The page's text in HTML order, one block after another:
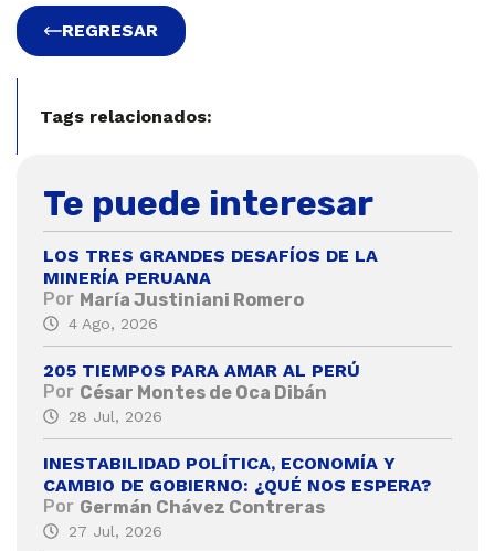
REGRESAR
Tags relacionados:
Te puede interesar
LOS TRES GRANDES DESAFÍOS DE LA
MINERÍA PERUANA
Por María Justiniani Romero
4 Ago, 2026
205 TIEMPOS PARA AMAR AL PERÚ
Por César Montes de Oca Dibán
28 Jul, 2026
INESTABILIDAD POLÍTICA, ECONOMÍA Y
CAMBIO DE GOBIERNO: ¿QUÉ NOS ESPERA?
Por Germán Chávez Contreras
27 Jul, 2026